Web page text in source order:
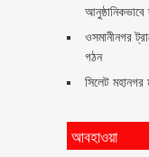
ওসমানীনগর
গঠন
সিলেট মহানগর
আবহাওয়া